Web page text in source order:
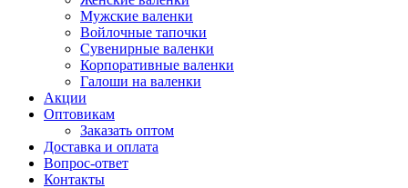
Мужские валенки
Войлочные тапочки
Сувенирные валенки
Корпоративные валенки
Галоши на валенки
Акции
Оптовикам
Заказать оптом
Доставка и оплата
Вопрос-ответ
Контакты